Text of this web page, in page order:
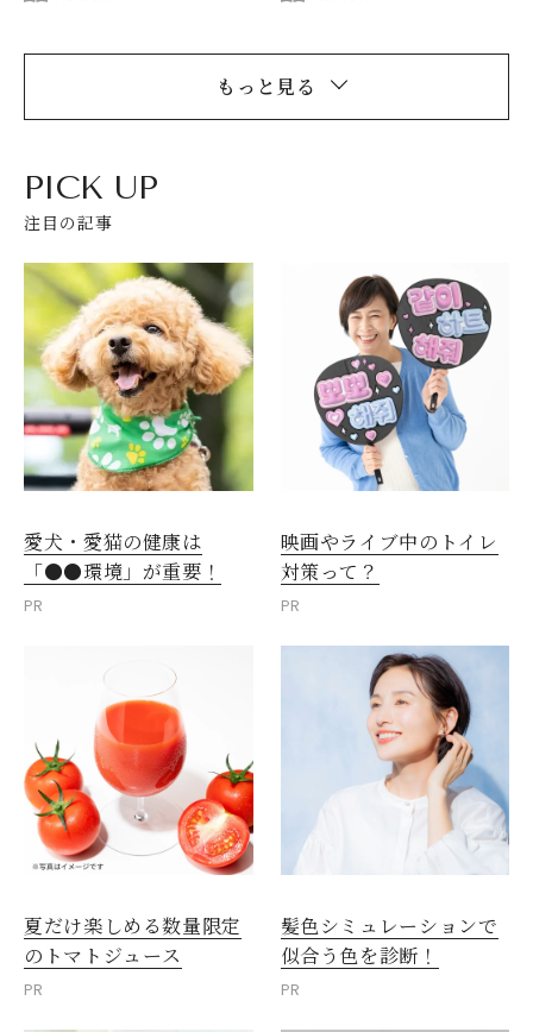
もっと見る
PICK UP
注目の記事
愛犬・愛猫の健康は
「●●環境」が重要！
PR
映画やライブ中のトイレ
対策って？
PR
夏だけ楽しめる数量限定
のトマトジュース
PR
髪色シミュレーションで
似合う色を診断！
PR